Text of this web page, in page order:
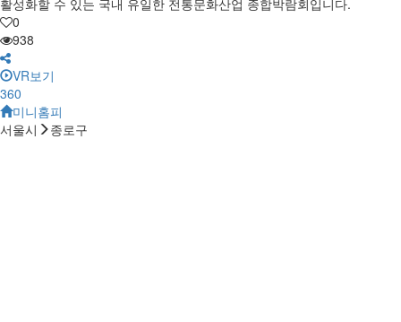
0
938
VR보기
360
미니홈피
서울시
종로구